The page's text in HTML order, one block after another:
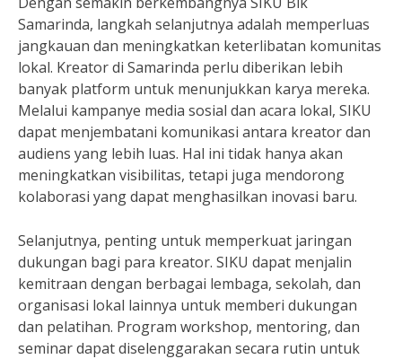
Samarinda, langkah selanjutnya adalah memperluas
jangkauan dan meningkatkan keterlibatan komunitas
lokal. Kreator di Samarinda perlu diberikan lebih
banyak platform untuk menunjukkan karya mereka.
Melalui kampanye media sosial dan acara lokal, SIKU
dapat menjembatani komunikasi antara kreator dan
audiens yang lebih luas. Hal ini tidak hanya akan
meningkatkan visibilitas, tetapi juga mendorong
kolaborasi yang dapat menghasilkan inovasi baru.
Selanjutnya, penting untuk memperkuat jaringan
dukungan bagi para kreator. SIKU dapat menjalin
kemitraan dengan berbagai lembaga, sekolah, dan
organisasi lokal lainnya untuk memberi dukungan
dan pelatihan. Program workshop, mentoring, dan
seminar dapat diselenggarakan secara rutin untuk